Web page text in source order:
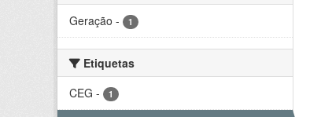
Geração - 1
Etiquetas
CEG - 1